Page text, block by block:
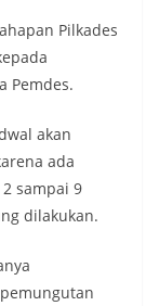
Pilkades
Pemdes.
akan
ada
sampai 9
dilakukan.